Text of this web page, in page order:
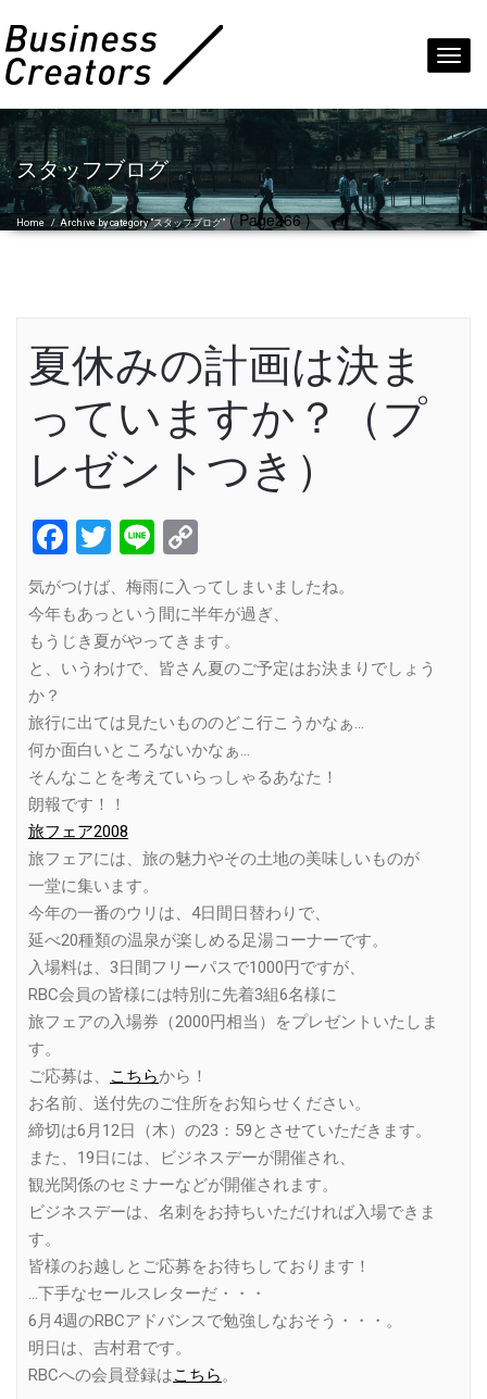
スタッフブログ
Home /Archive by category "スタッフブログ"( Page266 )
夏休みの計画は決ま
っていますか？（プ
レゼントつき）
Facebook
Twitter
Line
Link
気がつけば、梅雨に入ってしまいましたね。
今年もあっという間に半年が過ぎ、
もうじき夏がやってきます。
と、いうわけで、皆さん夏のご予定はお決まりでしょう
か？
旅行に出ては見たいもののどこ行こうかなぁ…
何か面白いところないかなぁ…
そんなことを考えていらっしゃるあなた！
朗報です！！
旅フェア2008
旅フェアには、旅の魅力やその土地の美味しいものが
一堂に集います。
今年の一番のウリは、4日間日替わりで、
延べ20種類の温泉が楽しめる足湯コーナーです。
入場料は、3日間フリーパスで1000円ですが、
RBC会員の皆様には特別に先着3組6名様に
旅フェアの入場券（2000円相当）をプレゼントいたしま
す。
ご応募は、
こちらから！
お名前、送付先のご住所をお知らせください。
締切は6月12日（木）の23：59とさせていただきます。
また、19日には、ビジネスデーが開催され、
観光関係のセミナーなどが開催されます。
ビジネスデーは、名刺をお持ちいただければ入場できま
す。
皆様のお越しとご応募をお待ちしております！
…下手なセールスレターだ・・・
6月4週のRBCアドバンスで勉強しなおそう・・・。
明日は、吉村君です。
RBCへの会員登録はこちら。